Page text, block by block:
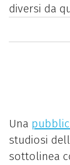
diversi da
Una
studiosi
sottolinea